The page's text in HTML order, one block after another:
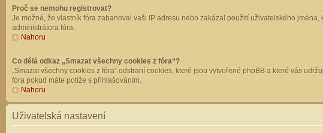
Proč se nemohu registrovat?
Je možné, že vlastník fóra zabanoval vaši IP adresu nebo zakázal použití uživatelského
administrátora fóra.
Nahoru
Co dělá odkaz „Smazat všechny cookies z fóra“?
„Smazat všechny cookies z fóra“ odstraní cookies, které jsou vytvořené phpBB a které vás
fóra pokud máte potíže s přihlašováním.
Nahoru
Uživatelská nastavení